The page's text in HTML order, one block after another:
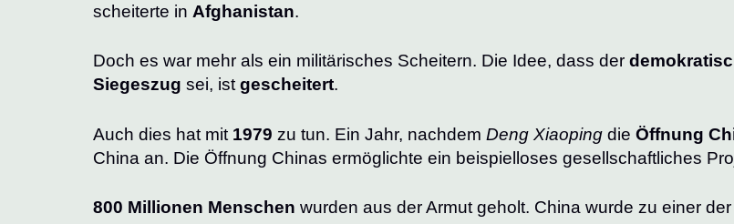
scheiterte in Afghanistan.
Doch es war mehr als ein militärisches Scheitern. Die Idee, dass der
Siegeszug sei, istgescheitert.
Auch dies hat mit 1979 zu tun. Ein Jahr, nachdem Deng Xiaoping die Öffnung
China an. Die Öffnung Chinas ermöglichte ein beispielloses gesellschaftliches
800 Millionen Menschen wurden aus der Armut geholt. China wurde zu einer der